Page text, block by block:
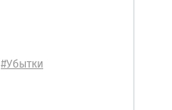
#Убытки